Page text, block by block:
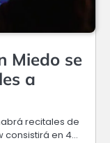
Miedo se
a
recitales de
consistirá en 4…